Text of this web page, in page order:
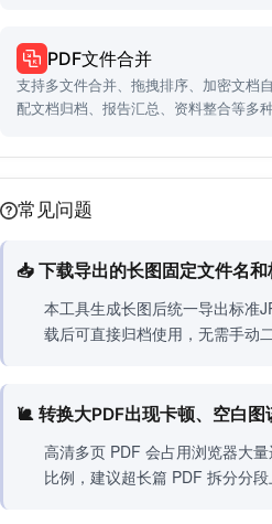
PDF文件合并
支持多文件合并、拖拽排序、加密文档
配文档归档、报告汇总、资料整合等多种
常见问题
📥 下载导出的长图固定文件名和
本工具生成长图后统一导出标准
载后可直接归档使用，无需手动
🐌 转换大PDF出现卡顿、空白图
高清多页 PDF 会占用浏览器大
比例，建议超长篇 PDF 拆分分